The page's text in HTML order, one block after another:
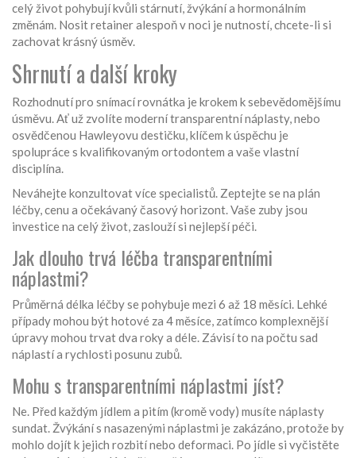
celý život pohybují kvůli stárnutí, žvýkání a hormonálním
změnám. Nosit retainer alespoň v noci je nutností, chcete-li si
zachovat krásný úsměv.
Shrnutí a další kroky
Rozhodnutí pro snímací rovnátka je krokem k sebevědomějšímu
úsměvu. Ať už zvolíte moderní transparentní náplasty, nebo
osvědčenou Hawleyovu destičku, klíčem k úspěchu je
spolupráce s kvalifikovaným ortodontem a vaše vlastní
disciplína.
Neváhejte konzultovat více specialistů. Zeptejte se na plán
léčby, cenu a očekávaný časový horizont. Vaše zuby jsou
investice na celý život, zaslouží si nejlepší péči.
Jak dlouho trvá léčba transparentními
náplastmi?
Průměrná délka léčby se pohybuje mezi 6 až 18 měsíci. Lehké
případy mohou být hotové za 4 měsíce, zatímco komplexnější
úpravy mohou trvat dva roky a déle. Závisí to na počtu sad
náplastí a rychlosti posunu zubů.
Mohu s transparentními náplastmi jíst?
Ne. Před každým jídlem a pitím (kromě vody) musíte náplasty
sundat. Žvýkání s nasazenými náplastmi je zakázáno, protože by
mohlo dojít k jejich rozbití nebo deformaci. Po jídle si vyčistěte